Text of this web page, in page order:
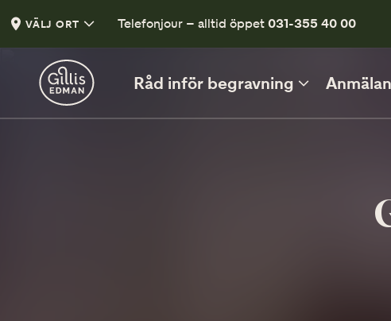
VÄLJ ORT Telefonjour – alltid öppet031-355 40 00
Råd inför begravning Anmälan